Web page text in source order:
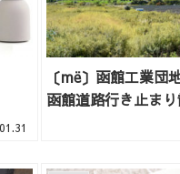
〔më〕函館工業団
函館道路行き止ま